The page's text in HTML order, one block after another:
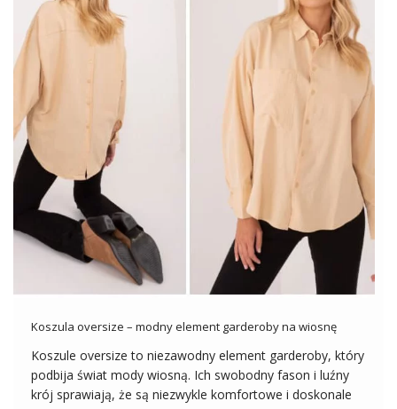
Koszula oversize – modny element garderoby na wiosnę
Koszule oversize to niezawodny element garderoby, który
podbija świat mody wiosną. Ich swobodny fason i luźny
krój sprawiają, że są niezwykle komfortowe i doskonale